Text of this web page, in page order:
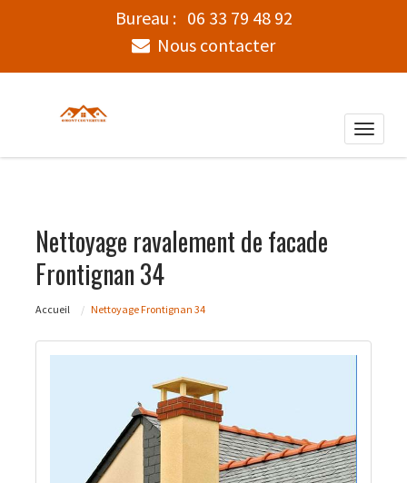
Bureau : 06 33 79 48 92
Nous contacter
Toggle
Nettoyage ravalement de facade
Frontignan 34
Accueil Nettoyage Frontignan 34